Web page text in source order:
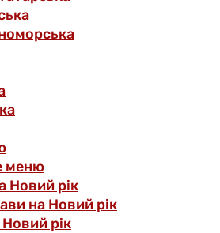
меню
Новий рік
на Новий рік
рік